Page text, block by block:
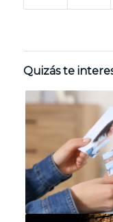
Quizás te